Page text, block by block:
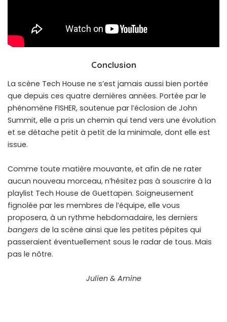
Conclusion
La scène Tech House ne s’est jamais aussi bien portée
que depuis ces quatre dernières années. Portée par le
phénomène FISHER, soutenue par l’éclosion de John
Summit, elle a pris un chemin qui tend vers une évolution
et se détache petit à petit de la minimale, dont elle est
issue.
Comme toute matière mouvante, et afin de ne rater
aucun nouveau morceau, n’hésitez pas à souscrire à la
playlist Tech House de Guettapen. Soigneusement
fignolée par les membres de l’équipe, elle vous
proposera, à un rythme hebdomadaire, les derniers
bangers de la scène ainsi que les petites pépites qui
passeraient éventuellement sous le radar de tous. Mais
pas le nôtre.
Julien & Amine